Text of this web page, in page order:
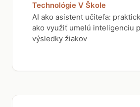
Technológie V Škole
AI ako asistent učiteľa:
ako využiť umelú inteligenciu
výsledky žiakov